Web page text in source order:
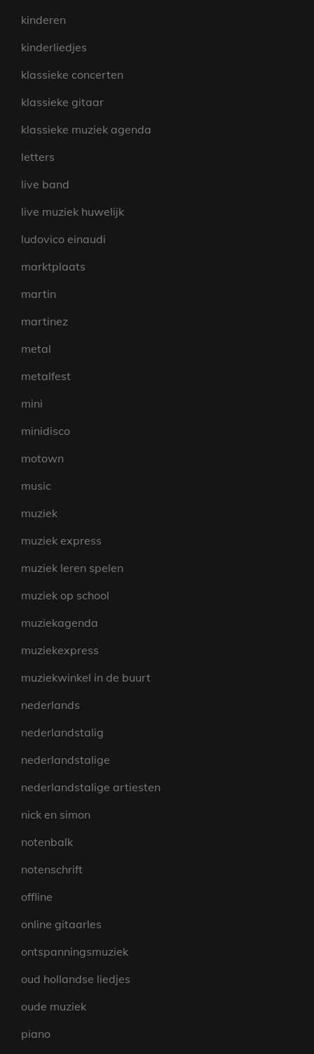
kinderen
kinderliedjes
klassieke concerten
klassieke gitaar
klassieke muziek agenda
letters
live band
live muziek huwelijk
ludovico einaudi
marktplaats
martin
martinez
metal
metalfest
mini
minidisco
motown
music
muziek
muziek express
muziek leren spelen
muziek op school
muziekagenda
muziekexpress
muziekwinkel in de buurt
nederlands
nederlandstalig
nederlandstalige
nederlandstalige artiesten
nick en simon
notenbalk
notenschrift
offline
online gitaarles
ontspanningsmuziek
oud hollandse liedjes
oude muziek
piano